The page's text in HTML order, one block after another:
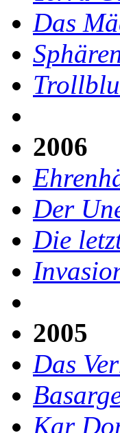
Das
2006
Der
Die
2005
Das
Kar